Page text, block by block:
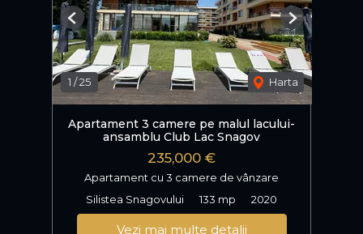
1 /25 Harta
Previous Next
Apartament 3 camere pe malul lacului-
ansamblu Club Lac Snagov
235,000 €
Apartament cu 3 camere de vânzare
Silistea Snagovului
133 mp 2020
Vezi mai multe detalii